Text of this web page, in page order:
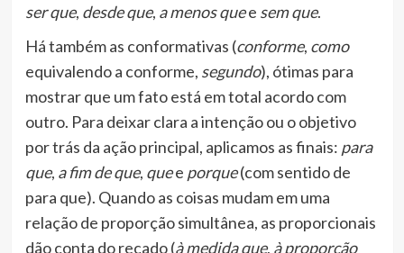
ser que, desde que, a menos quee sem que.
Há também as conformativas (conforme, como
equivalendo a conforme, segundo), ótimas para
mostrar que um fato está em total acordo com
outro. Para deixar clara a intenção ou o objetivo
por trás da ação principal, aplicamos as finais: para
que, a fim de que, quee porque(com sentido de
para que). Quando as coisas mudam em uma
relação de proporção simultânea, as proporcionais
dão conta do recado (à medida que, à proporção